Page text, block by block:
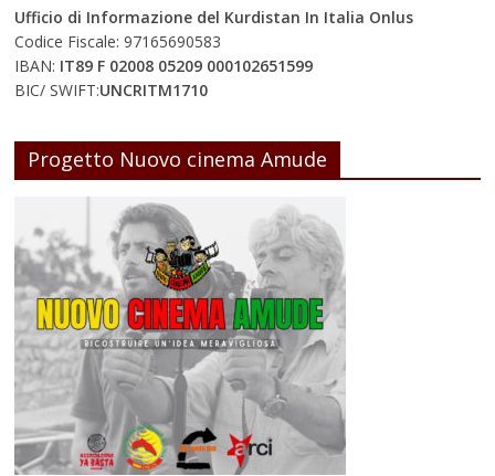
Ufficio di Informazione del Kurdistan In Italia Onlus
Codice Fiscale: 97165690583
IBAN: IT89 F 02008 05209 000102651599
BIC/ SWIFT:UNCRITM1710
Progetto Nuovo cinema Amude